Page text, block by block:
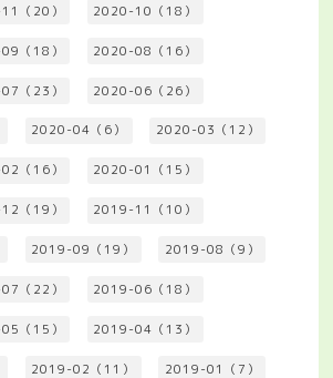
（20） 2020-10（18）
（18） 2020-08（16）
（23） 2020-06（26）
2020-04（6） 2020-03（12）
（16） 2020-01（15）
（19） 2019-11（10）
2019-09（19） 2019-08（9）
（22） 2019-06（18）
（15） 2019-04（13）
2019-02（11） 2019-01（7）